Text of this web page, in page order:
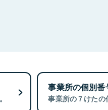
事業所の個別
事業所の７けたの